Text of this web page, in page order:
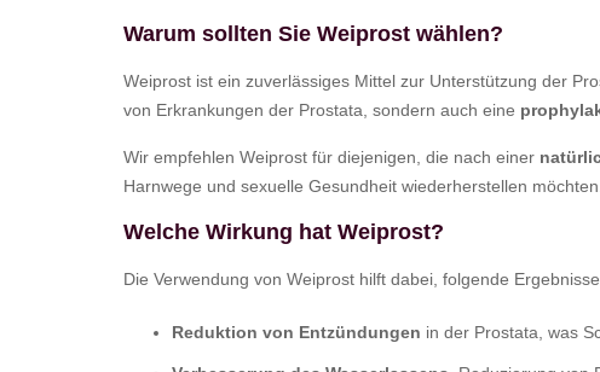
Warum sollten Sie Weiprost wählen?
Weiprost ist ein zuverlässiges Mittel zur Unterstützung der
von Erkrankungen der Prostata, sondern auch eine
Wir empfehlen Weiprost für diejenigen, die nach einer
Harnwege und sexuelle Gesundheit wiederherstellen
Welche Wirkung hat Weiprost?
Die Verwendung von Weiprost hilft dabei, folgende
Reduktion von Entzündungen in der Prostata, was